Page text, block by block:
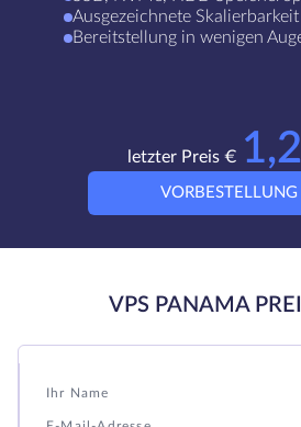
Ausgezeichnete Skalierbarkeit
Bereitstellung in wenigen
letzter Preis € 1,2
VORBESTELLUNG
VPS PANAMA